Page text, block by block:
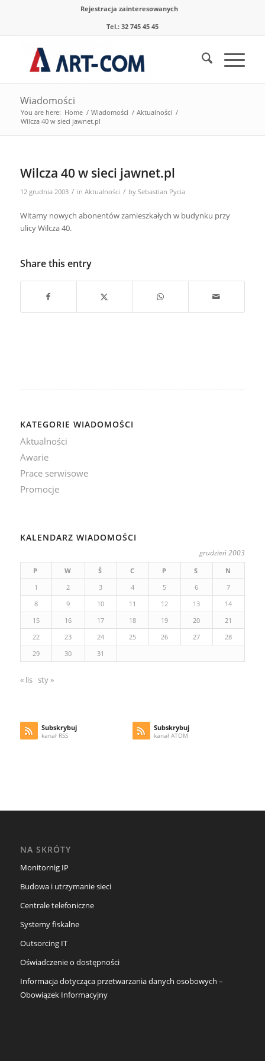
Rejestracja zainteresowanych
Tel.: 32 745 45 45
Wiadomości
You are here: Home / Wiadomości / Aktualności /
Wilcza 40 w sieci jawnet.pl
Wilcza 40 w sieci jawnet.pl
12 grudnia 2003 / in Aktualności / by Sebastian Pycia
Witamy nowych abonentów zamieszkałych w budynku przy
ulicy Wilcza 40.
Share this entry
KATEGORIE WIADOMOŚCI
Aktualności
Awarie
Prace serwisowe
Promocje
KALENDARZ WIADOMOŚCI
grudzień 2003
P W Ś C P S
N
1
2 3 4 5 6
7
8
9 10 11 12 13
14
15
16 17 18 19 20
21
22
23 24 25 26 27
28
29
30 31
« lis sty »
Subskrybuj
kanał RSS
Subskrybuj
kanał ATOM
NA SKRÓTY
Monitornig IP
Budowa i utrzymanie sieci
Centrale telefoniczne
Systemy fiskalne
Outsorcing IT
Oświadczenie o dostępności
Informacja dotycząca przetwarzania danych osobowych –
Obowiązek Informacyjny